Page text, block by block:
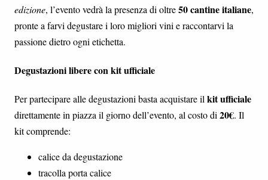
edizione, l’evento vedrà la presenza di oltre50 cantine italiane,
pronte a farvi degustare i loro migliori vini e raccontarvi la
passione dietro ogni etichetta.
Degustazioni libere con kit ufficiale
Per partecipare alle degustazioni basta acquistare ilkit ufficiale
direttamente in piazza il giorno dell’evento, al costo di20€. Il
kit comprende:
calice da degustazione
tracolla porta calice